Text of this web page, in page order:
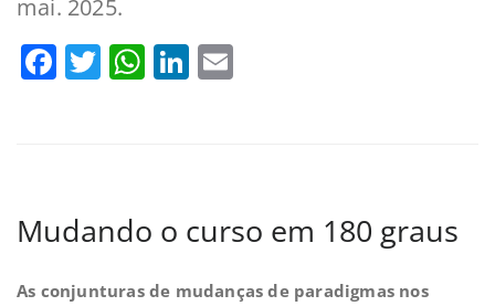
mai. 2025.
Facebook
Twitter
WhatsApp
LinkedIn
Mudando o curso em 180 graus
As conjunturas de mudanças de paradigmas nos